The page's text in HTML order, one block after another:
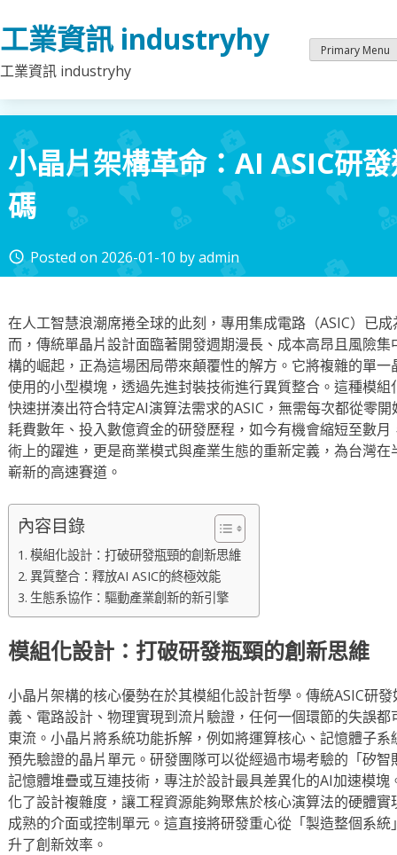
to
content
工業資訊 industryhy
工業資訊 industryhy
Primary Menu
小晶片架構革命：AI ASIC研
碼
access_time Posted on 2026-01-10 byadmin
在人工智慧浪潮席捲全球的此刻，專用集成電路（ASIC）已
而，傳統單晶片設計面臨著開發週期漫長、成本高昂且風險
構的崛起，正為這場困局帶來顛覆性的解方。它將複雜的單
使用的小型模塊，透過先進封裝技術進行異質整合。這種模
快速拼湊出符合特定AI演算法需求的ASIC，無需每次都從零
耗費數年、投入數億資金的研發歷程，如今有機會縮短至數
術上的躍進，更是商業模式與產業生態的重新定義，為台灣
嶄新的高速賽道。
內容目錄
模組化設計：打破研發瓶頸的創新思維
異質整合：釋放AI ASIC的終極效能
生態系協作：驅動產業創新的新引擎
模組化設計：打破研發瓶頸的創新思維
小晶片架構的核心優勢在於其模組化設計哲學。傳統ASIC研
義、電路設計、物理實現到流片驗證，任何一個環節的失誤
東流。小晶片將系統功能拆解，例如將運算核心、記憶體子
預先驗證的晶片單元。研發團隊可以從經過市場考驗的「矽
記憶體堆疊或互連技術，專注於設計最具差異化的AI加速模
化了設計複雜度，讓工程資源能夠聚焦於核心演算法的硬體
成熟的介面或控制單元。這直接將研發重心從「製造整個系
升了創新效率。